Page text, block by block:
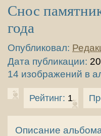
Снос
года
Опубликовал:
Дата публикации:
14 изображений в
Рейтинг: 1
Описание